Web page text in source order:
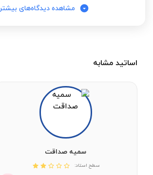
مشاهده دیدگاه‌های بیشتر
اساتید مشابه
سمیه صداقت
سطح استاد: